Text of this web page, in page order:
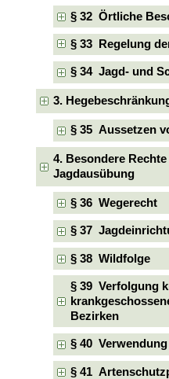
§ 32 Örtliche
§ 33 Regelung
§ 34 Jagd- und
3.
§ 35 Aussetzen
4. Besondere
Jagdausübung
§ 36 Wegerecht
§ 37
§ 38 Wildfolge
§ 39 Verfolgung
Bezirken
§ 40
§ 41